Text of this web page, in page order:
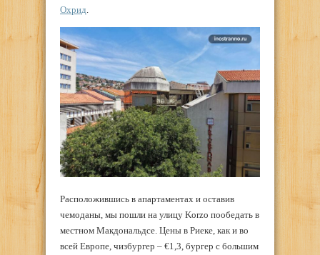
Охрид
Расположившись в апартаментах и оставив
чемоданы, мы пошли на улицу Korzo пообедать в
местном Макдональдсе. Цены в Риеке, как и во
всей Европе, чизбургер – €1,3, бургер с большим